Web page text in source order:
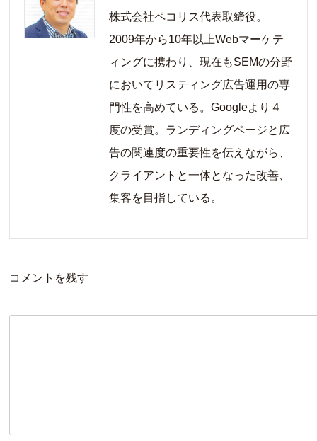
株式会社ペコリス代表取締役。
2009年から10年以上Webマーケテ
ィングに携わり、現在もSEMの分野
においてリスティング広告運用の専
門性を高めている。Googleより４
度の受賞。ランディングページと広
告の関連度の重要性を伝えながら、
クライアントと一体となった改善、
集客を目指している。
コメントを残す